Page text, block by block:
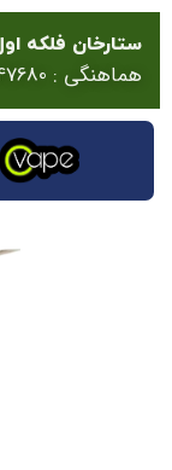
ستارخان فلکه اول
هماهنگی : 09935947680